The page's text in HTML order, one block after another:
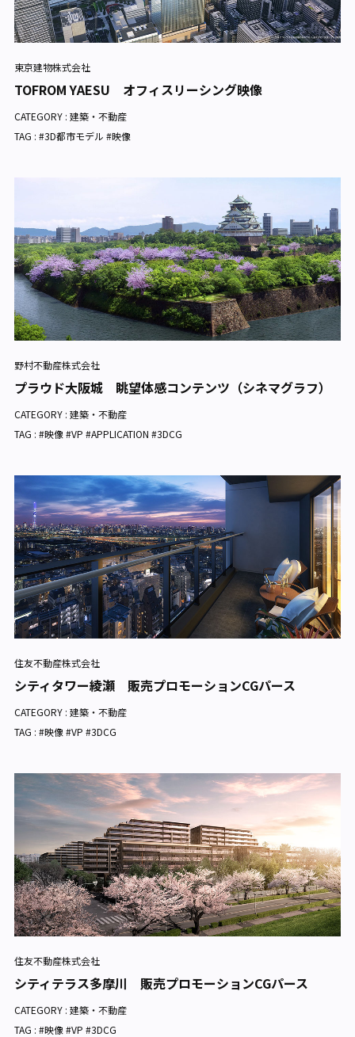
東京建物株式会社
TOFROM YAESU オフィスリーシング映像
CATEGORY : 建築・不動産
TAG : #3D都市モデル #映像
野村不動産株式会社
プラウド大阪城 眺望体感コンテンツ（シネマグラフ）
CATEGORY : 建築・不動産
TAG : #映像 #VP #APPLICATION #3DCG
住友不動産株式会社
シティタワー綾瀬 販売プロモーションCGパース
CATEGORY : 建築・不動産
TAG : #映像 #VP #3DCG
住友不動産株式会社
シティテラス多摩川 販売プロモーションCGパース
CATEGORY : 建築・不動産
TAG : #映像 #VP #3DCG